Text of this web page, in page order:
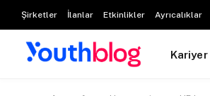
Şirketler İlanlar Etkinlikler Ayrıcalıklar